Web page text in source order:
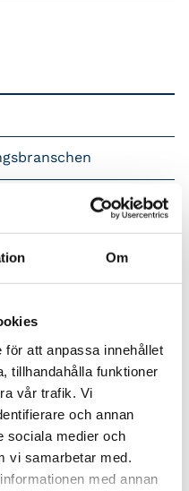
Om
för att anpassa innehållet
tillhandahålla funktioner
vår trafik. Vi
och annan
sociala medier och
vi samarbetar med.
med annan
och organisationer
för hållbart